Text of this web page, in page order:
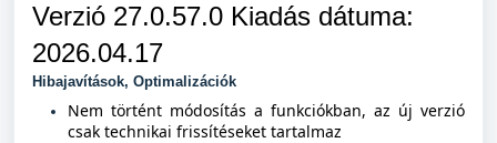
Verzió 27.0.57.0 Kiadás dátuma:
2026.04.17
Hibajavítások, Optimalizációk
Nem történt módosítás a funkciókban, az új verzió
csak technikai frissítéseket tartalmaz